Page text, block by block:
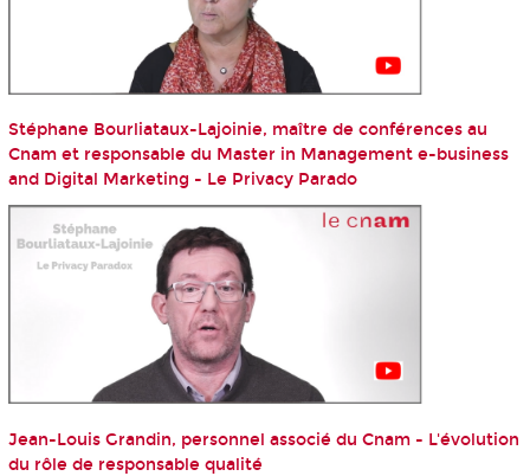
Stéphane Bourliataux-Lajoinie, maître de conférences au
Cnam et responsable du Master in Management e-business
and Digital Marketing - Le Privacy Parado
Jean-Louis Grandin, personnel associé du Cnam - L'évolution
du rôle de responsable qualité